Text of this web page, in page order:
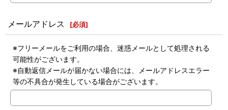
メールアドレス [必須]
※フリーメールをご利用の場合、迷惑メールとして処理される
可能性がございます。
※自動返信メールが届かない場合には、メールアドレスエラー
等の不具合が発生している場合がございます。